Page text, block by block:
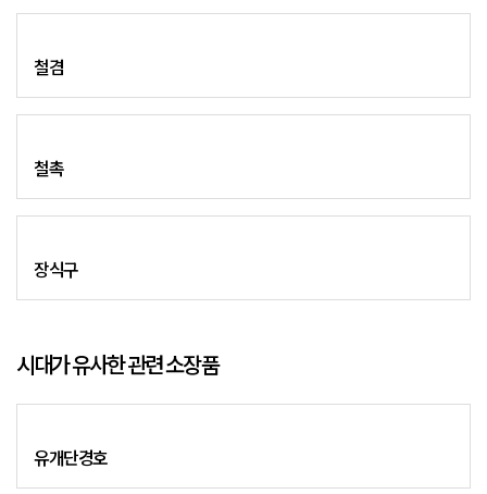
철겸
철촉
장식구
시대가 유사한 관련 소장품
유개단경호